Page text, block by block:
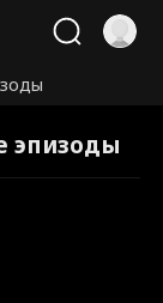
эпизоды